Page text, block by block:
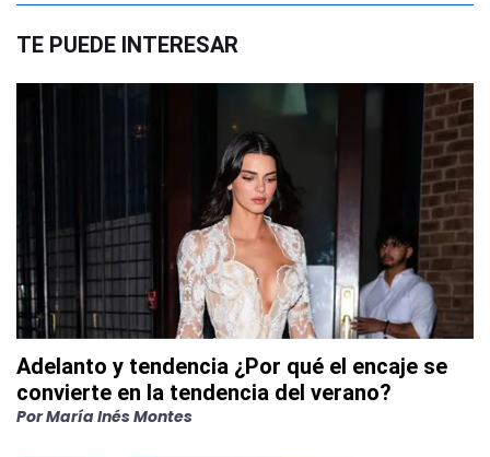
TE PUEDE INTERESAR
Adelanto y tendencia ¿Por qué el encaje se
convierte en la tendencia del verano?
PorMaría Inés Montes